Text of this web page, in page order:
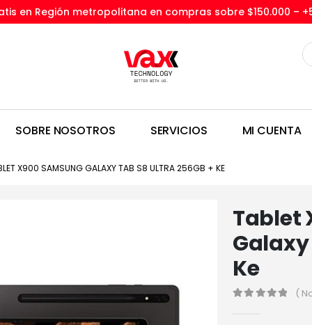
en Región metropolitana en compras sobre $150.000 –
SOBRE NOSOTROS SERVICIOS MI CUENTA
X900 SAMSUNG GALAXY TAB S8 ULTRA 256GB + KE
Tablet
Galaxy
Ke
(